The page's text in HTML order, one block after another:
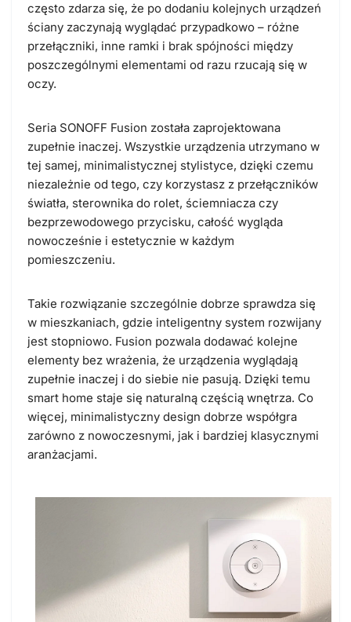
często zdarza się, że po dodaniu kolejnych urządzeń
ściany zaczynają wyglądać przypadkowo – różne
przełączniki, inne ramki i brak spójności między
poszczególnymi elementami od razu rzucają się w
oczy.
Seria SONOFF Fusion została zaprojektowana
zupełnie inaczej. Wszystkie urządzenia utrzymano w
tej samej, minimalistycznej stylistyce, dzięki czemu
niezależnie od tego, czy korzystasz z przełączników
światła, sterownika do rolet, ściemniacza czy
bezprzewodowego przycisku, całość wygląda
nowocześnie i estetycznie w każdym
pomieszczeniu.
Takie rozwiązanie szczególnie dobrze sprawdza się
w mieszkaniach, gdzie inteligentny system rozwijany
jest stopniowo. Fusion pozwala dodawać kolejne
elementy bez wrażenia, że urządzenia wyglądają
zupełnie inaczej i do siebie nie pasują. Dzięki temu
smart home staje się naturalną częścią wnętrza. Co
więcej, minimalistyczny design dobrze współgra
zarówno z nowoczesnymi, jak i bardziej klasycznymi
aranżacjami.